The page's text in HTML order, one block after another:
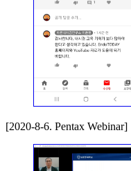
[2020-8-6. Pentax Webinar]